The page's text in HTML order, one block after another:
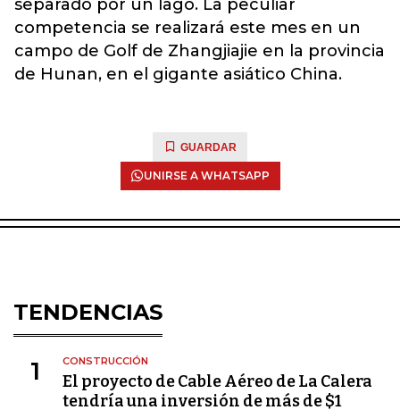
separado por un lago. La peculiar
competencia se realizará este mes en un
campo de Golf de Zhangjiajie en la provincia
de Hunan, en el gigante asiático China.
GUARDAR
UNIRSE A WHATSAPP
TENDENCIAS
1 CONSTRUCCIÓN
El proyecto de Cable Aéreo de La Calera
tendría una inversión de más de $1